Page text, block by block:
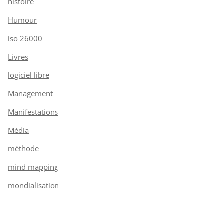
Humour
iso 26000
Livres
logiciel libre
Management
Manifestations
Média
méthode
mind mapping
mondialisation